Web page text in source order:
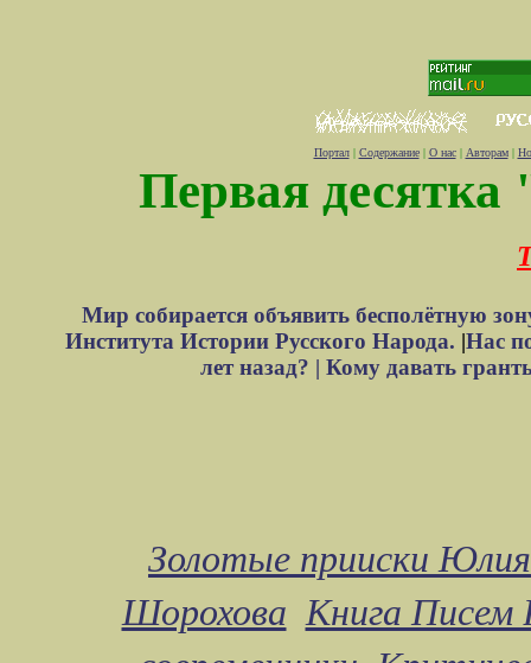
Портал| Содержание| О нас| Авторам|
Первая десятка
Мир собирается объявить бесполётную
Института Истории Русского Народа. |Нас
лет назад? | Кому давать
Золотые прииски
Шорохова Книга Писем